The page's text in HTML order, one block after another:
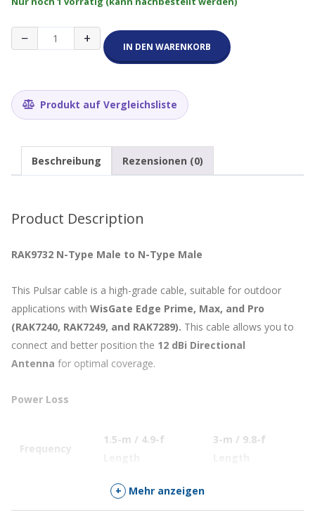
−
RAK9732
Pulsar
Type
Male
Male
10
+ IN DEN WARENKORB
Produkt auf Vergleichsliste
Beschreibung Rezensionen (0)
Product Description
RAK9732 N-Type Male to N-Type Male
This Pulsar cable is a high-grade cable, suitable for outdoor
applications with WisGate Edge Prime, Max, and Pro
(RAK7240, RAK7249, and RAK7289). This cable allows you to
connect and better position the 12 dBi Directional
Antenna for optimal coverage.
Power Loss
Frequency
1.5-m / 4.9-f
3-m / 9.8-f
≤ 0.30 dB
470 – 510 MHz
≤ 0.35 dB 0.5dB
+ Mehr anzeigen